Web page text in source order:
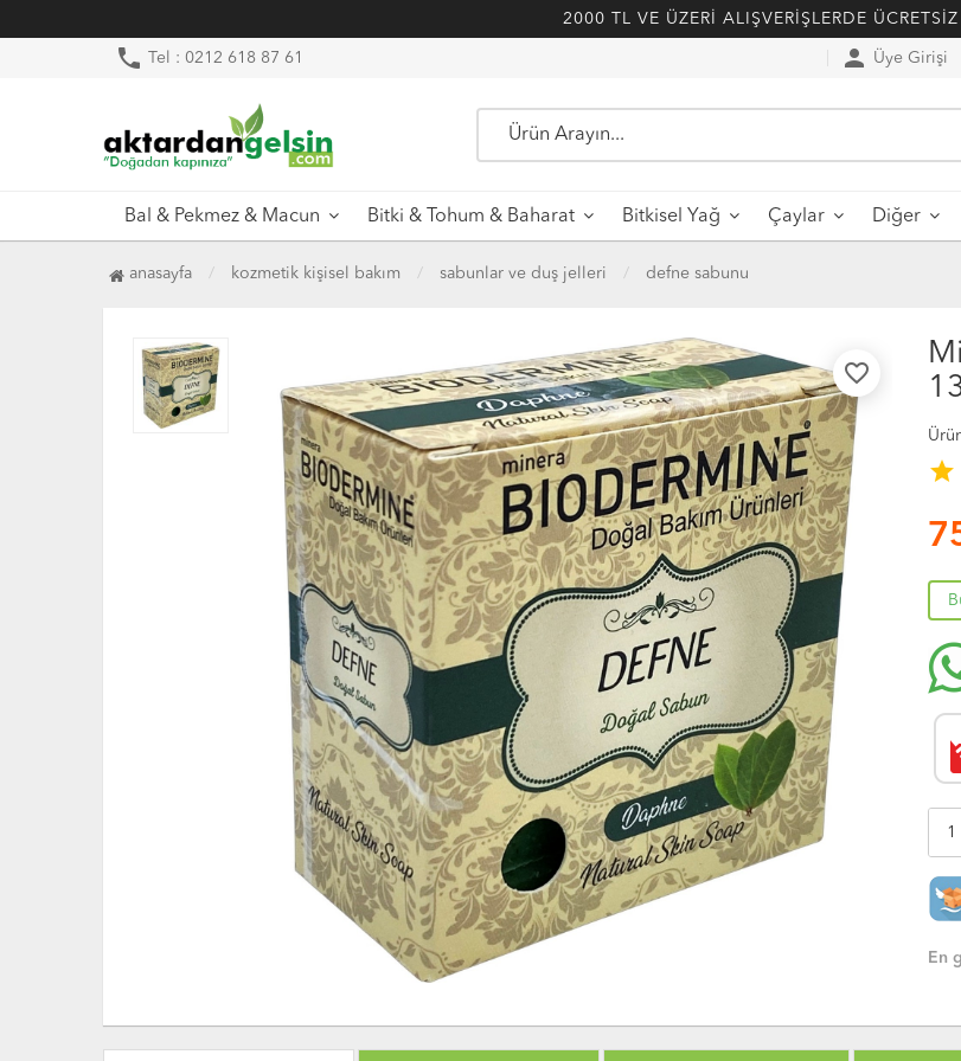
2000 TL VE ÜZERİ ALIŞVERİŞLERDE
phone Tel : 0212 618 87 61 person Üye Girişi
Bal & Pekmez & Macun Bitki & Tohum & Baharat Bitkisel Yağ Çaylar Diğer
anasayfa kozmetik kişisel bakım sabunlar ve duş jelleri defne sabunu
favorite_border
star
En